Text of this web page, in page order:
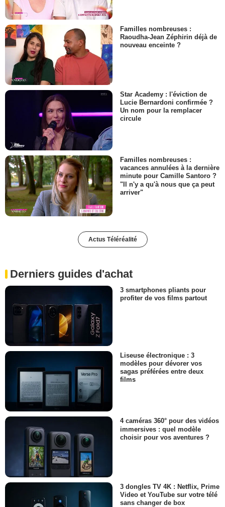
Familles nombreuses :
Raoudha-Jean Zéphirin déjà de
nouveau enceinte ?
Star Academy : l'éviction de
Lucie Bernardoni confirmée ?
Un nom pour la remplacer
circule
Familles nombreuses :
vacances annulées à la dernière
minute pour Camille Santoro ?
"Il n'y a qu'à nous que ça peut
arriver"
Actus Téléréalité
Derniers guides d'achat
3 smartphones pliants pour
profiter de vos films partout
Liseuse électronique : 3
modèles pour dévorer vos
sagas préférées entre deux
films
4 caméras 360° pour des vidéos
immersives : quel modèle
choisir pour vos aventures ?
3 dongles TV 4K : Netflix, Prime
Video et YouTube sur votre télé
sans changer de box